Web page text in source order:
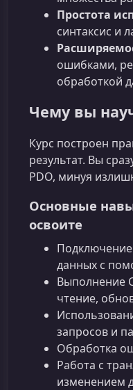
Простота
синтаксис и
ошибками,
обработкой
Чему вы
Курс построен
результат. Вы
PDO, минуя
Основные
освоите
данных с
Выполнение
чтение,
запросов и
Обработка
Работа с
изменением